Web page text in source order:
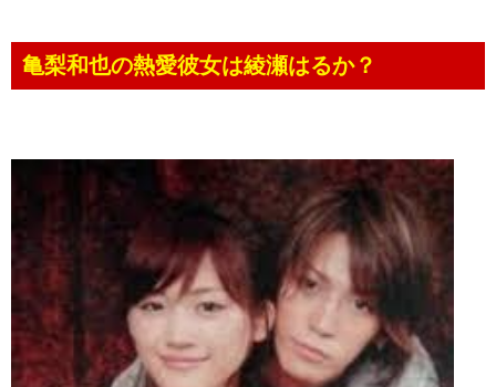
亀梨和也の熱愛彼女は綾瀬はるか？